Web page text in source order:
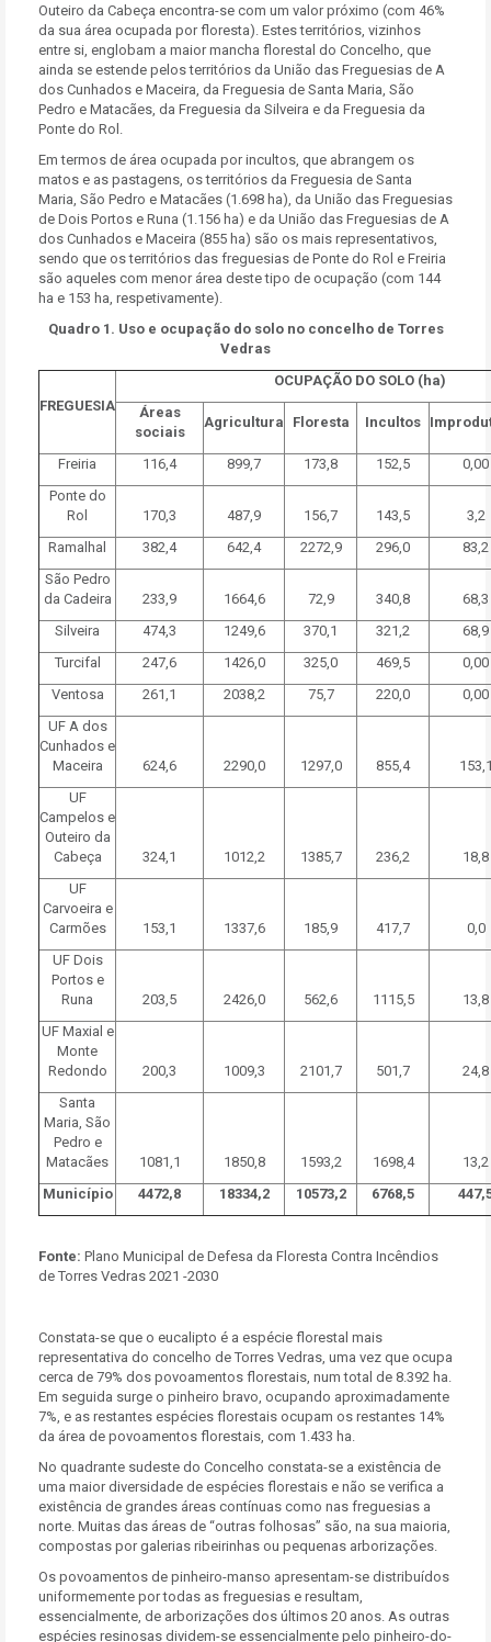
Outeiro da Cabeça encontra-se com um valor próximo (com 46%
da sua área ocupada por floresta). Estes territórios, vizinhos
entre si, englobam a maior mancha florestal do Concelho, que
ainda se estende pelos territórios da União das Freguesias de A
dos Cunhados e Maceira, da Freguesia de Santa Maria, São
Pedro e Matacães, da Freguesia da Silveira e da Freguesia da
Ponte do Rol.
Em termos de área ocupada por incultos, que abrangem os
matos e as pastagens, os territórios da Freguesia de Santa
Maria, São Pedro e Matacães (1.698 ha), da União das Freguesias
de Dois Portos e Runa (1.156 ha) e da União das Freguesias de A
dos Cunhados e Maceira (855 ha) são os mais representativos,
sendo que os territórios das freguesias de Ponte do Rol e Freiria
são aqueles com menor área deste tipo de ocupação (com 144
ha e 153 ha, respetivamente).
Quadro 1. Uso e ocupação do solo no concelho de Torres
Vedras
FREGUESIA
OCUPAÇÃO DO SOLO (ha)
Áreas
sociais
Agricultura Floresta Incultos
Freiria 116,4 899,7 173,8 152,5
0,00
Ponte do
Rol
170,3 487,9 156,7 143,5
3,2
Ramalhal
382,4 642,4 2272,9 296,0
83,2
São Pedro
da Cadeira
233,9 1664,6 72,9 340,8
68,3
Silveira
474,3 1249,6 370,1 321,2
68,9
Turcifal
247,6 1426,0 325,0 469,5
0,00
Ventosa
261,1 2038,2 75,7 220,0
0,00
UF A dos
Cunhados e
Maceira
624,6 2290,0 1297,0 855,4
UF
Campelos e
Outeiro da
Cabeça
324,1 1012,2 1385,7 236,2
18,8
UF
Carvoeira e
Carmões
153,1 1337,6 185,9 417,7
0,0
UF Dois
Portos e
Runa
203,5 2426,0 562,6 1115,5
13,8
UF Maxial e
Monte
Redondo
200,3 1009,3 2101,7 501,7
24,8
Santa
Maria, São
Pedro e
Matacães
1081,1 1850,8 1593,2 1698,4
13,2
Município
4472,8 18334,2 10573,2 6768,5
Fonte: Plano Municipal de Defesa da Floresta Contra Incêndios
de Torres Vedras 2021 -2030
Constata-se que o eucalipto é a espécie florestal mais
representativa do concelho de Torres Vedras, uma vez que ocupa
cerca de 79% dos povoamentos florestais, num total de 8.392 ha.
Em seguida surge o pinheiro bravo, ocupando aproximadamente
7%, e as restantes espécies florestais ocupam os restantes 14%
da área de povoamentos florestais, com 1.433 ha.
No quadrante sudeste do Concelho constata-se a existência de
uma maior diversidade de espécies florestais e não se verifica a
existência de grandes áreas contínuas como nas freguesias a
norte. Muitas das áreas de “outras folhosas” são, na sua maioria,
compostas por galerias ribeirinhas ou pequenas arborizações.
Os povoamentos de pinheiro-manso apresentam-se distribuídos
uniformemente por todas as freguesias e resultam,
essencialmente, de arborizações dos últimos 20 anos. As outras
espécies resinosas dividem-se essencialmente pelo pinheiro-do-